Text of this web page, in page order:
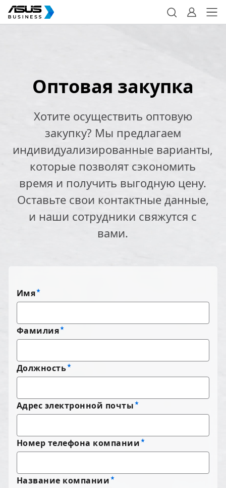
Оптовая закупка
Хотите осуществить оптовую
закупку? Мы предлагаем
индивидуализированные варианты,
которые позволят сэкономить
время и получить выгодную цену.
Оставьте свои контактные данные,
и наши сотрудники свяжутся с
вами.
Имя
Фамилия
Должность
Адрес электронной почты
Номер телефона компании
Название компании